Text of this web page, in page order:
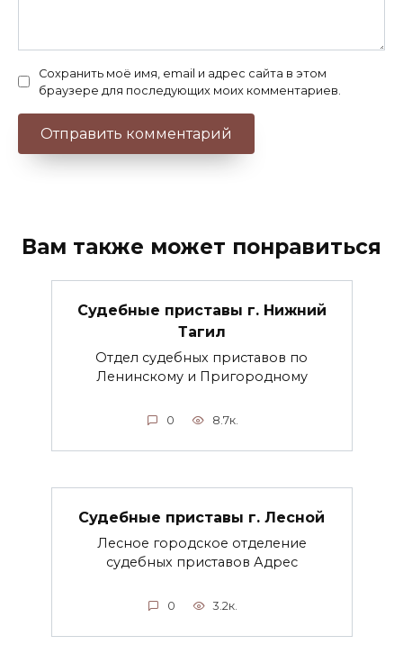
Сохранить моё имя, email и адрес сайта в этом
браузере для последующих моих комментариев.
Вам также может понравиться
Судебные приставы г. Нижний
Тагил
Отдел судебных приставов по
Ленинскому и Пригородному
0 8.7к.
Судебные приставы г. Лесной
Лесное городское отделение
судебных приставов Адрес
0 3.2к.